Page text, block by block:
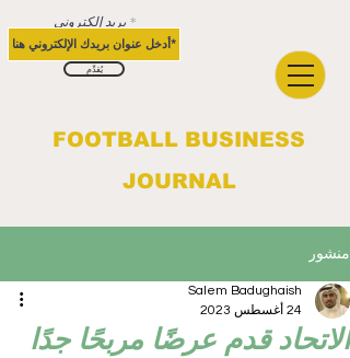
FOOTBALL BUSINESS
JOURNAL
بريد إلكتروني
يُقدِّم
منشور
الاتحاد قدم عرضًا مربحًا جدًا
Salem Badughaish
24 أغسطس 2023